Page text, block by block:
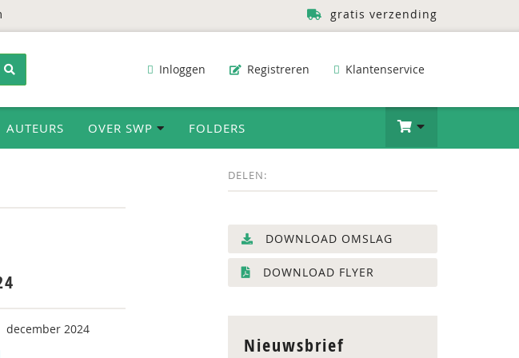
gratis verzending
Inloggen Registreren Klantenservice
AUTEURS OVER SWP FOLDERS
DELEN:
december 2024
DOWNLOAD OMSLAG
DOWNLOAD FLYER
Nieuwsbrief